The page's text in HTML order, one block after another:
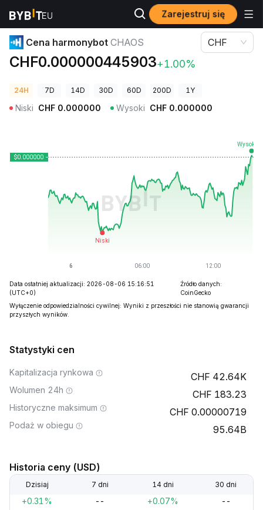
Zarejestruj się
Ceny kryptowalut Cena harmonybot CHAOS
Cena harmonybot CHAOS
CHF0.000000445903+1.00%
CHF
24H 7D 14D 30D 60D 200D 1Y
Niski CHF 0.000000 Wysoki CHF 0.000000
Data ostatniej aktualizacji: 2026-08-06 15:16:51
(UTC+0)
Źródło danych:
CoinGecko
Wyłączenie odpowiedzialności cywilnej: Wyniki z przeszłości nie stanowią gwarancji
przyszłych wyników.
Statystyki cen
Kapitalizacja rynkowa 42.64K
Wolumen 24h 183.23
Historyczne maksimum 0.00000719
Podaż w obiegu 95.64B
Historia ceny (USD)
Dzisiaj 7 dni 14 dni 30 dni
+0.31% -- +0.07% --